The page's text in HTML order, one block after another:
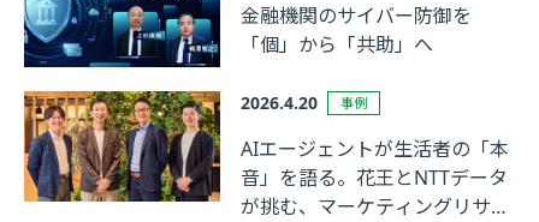
金融機関のサイバー防御を
「個」から「共助」へ
2026.4.20 事例
AIエージェントが生活者の「本
音」を語る。花王とNTTデータ
が挑む、マーケティングリサー